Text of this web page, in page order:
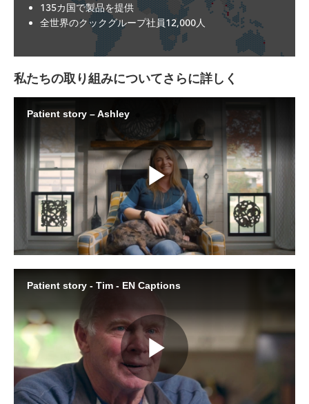
135カ国で製品を提供
全世界のクックグループ社員12,000人
私たちの取り組みについてさらに詳しく
Patient story – Ashley
Play
Video
Patient story - Tim - EN Captions
Play